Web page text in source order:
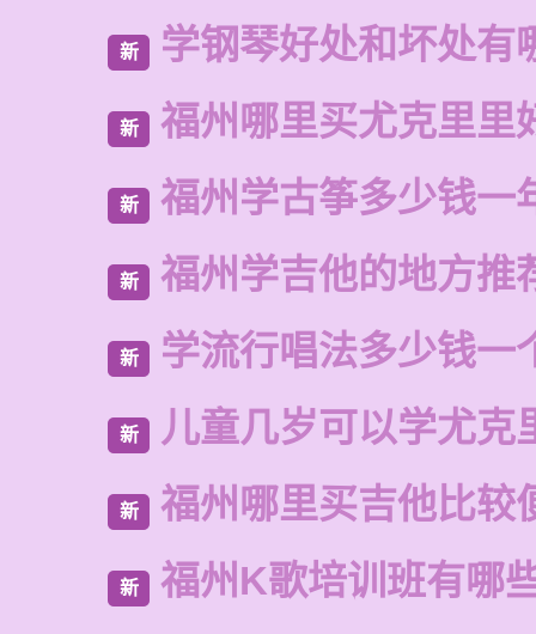
新 学钢琴好处和坏处有
新 福州哪里买尤克里里
新 福州学古筝多少钱一
新 福州学吉他的地方推
新 学流行唱法多少钱一
新 儿童几岁可以学尤克
新 福州哪里买吉他比较
新 福州K歌培训班有哪